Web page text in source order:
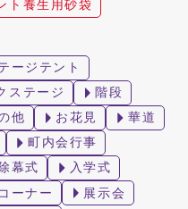
ト養生用砂袋
ージテント
ステージ
階段
他 お花見
華道
町内会行事
除幕式
入学式
ーナー
展示会